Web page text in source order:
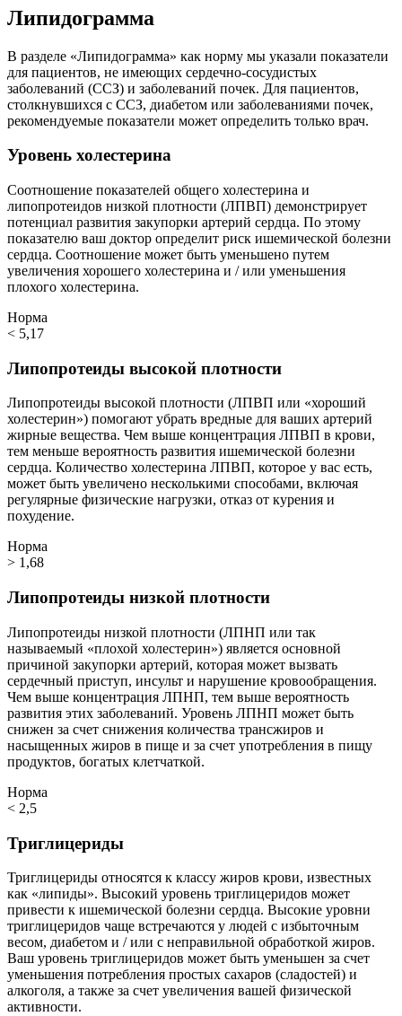
Липидограмма
В разделе «Липидограмма» как норму мы указали показатели
для пациентов, не имеющих сердечно-сосудистых
заболеваний (ССЗ) и заболеваний почек. Для пациентов,
столкнувшихся с ССЗ, диабетом или заболеваниями почек,
рекомендуемые показатели может определить только врач.
Уровень холестерина
Соотношение показателей общего холестерина и
липопротеидов низкой плотности (ЛПВП) демонстрирует
потенциал развития закупорки артерий сердца. По этому
показателю ваш доктор определит риск ишемической болезни
сердца. Соотношение может быть уменьшено путем
увеличения хорошего холестерина и / или уменьшения
плохого холестерина.
Норма
< 5,17
Липопротеиды высокой плотности
Липопротеиды высокой плотности (ЛПВП или «хороший
холестерин») помогают убрать вредные для ваших артерий
жирные вещества. Чем выше концентрация ЛПВП в крови,
тем меньше вероятность развития ишемической болезни
сердца. Количество холестерина ЛПВП, которое у вас есть,
может быть увеличено несколькими способами, включая
регулярные физические нагрузки, отказ от курения и
похудение.
Норма
> 1,68
Липопротеиды низкой плотности
Липопротеиды низкой плотности (ЛПНП или так
называемый «плохой холестерин») является основной
причиной закупорки артерий, которая может вызвать
сердечный приступ, инсульт и нарушение кровообращения.
Чем выше концентрация ЛПНП, тем выше вероятность
развития этих заболеваний. Уровень ЛПНП может быть
снижен за счет снижения количества трансжиров и
насыщенных жиров в пище и за счет употребления в пищу
продуктов, богатых клетчаткой.
Норма
< 2,5
Триглицериды
Триглицериды относятся к классу жиров крови, известных
как «липиды». Высокий уровень триглицеридов может
привести к ишемической болезни сердца. Высокие уровни
триглицеридов чаще встречаются у людей с избыточным
весом, диабетом и / или с неправильной обработкой жиров.
Ваш уровень триглицеридов может быть уменьшен за счет
уменьшения потребления простых сахаров (сладостей) и
алкоголя, а также за счет увеличения вашей физической
активности.